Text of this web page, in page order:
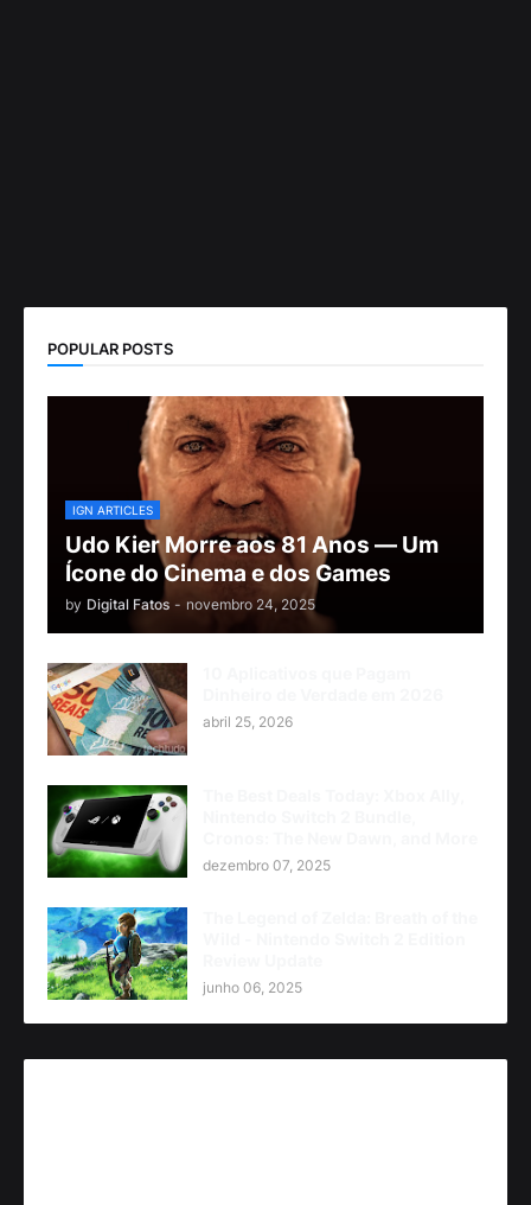
POPULAR POSTS
IGN ARTICLES
Udo Kier Morre aos 81 Anos — Um
Ícone do Cinema e dos Games
by Digital Fatos - novembro 24, 2025
abril 25, 2026
dezembro 07, 2025
junho 06, 2025